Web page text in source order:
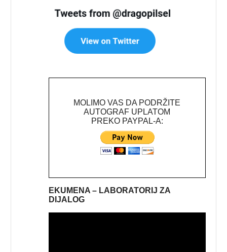
MOLIMO VAS DA PODRŽITE
AUTOGRAF UPLATOM
PREKO PAYPAL-A:
EKUMENA – LABORATORIJ ZA
DIJALOG